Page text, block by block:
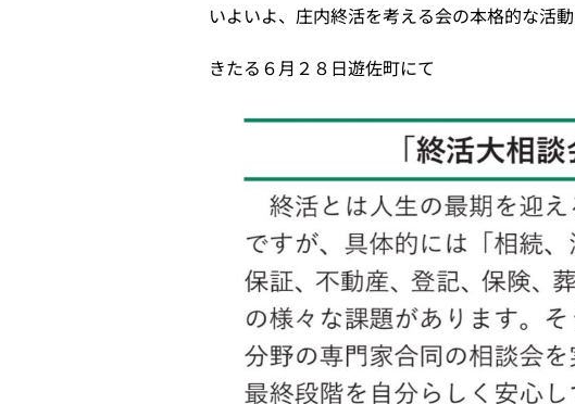
いよいよ、庄内終活を考える会の本格的な活
きたる６月２８日遊佐町にて